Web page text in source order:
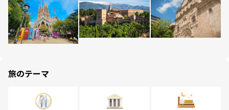
旅のテーマ